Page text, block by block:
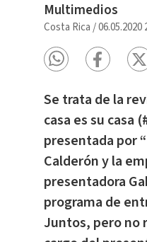
Multimedios
Costa Rica /06.05.2020
Se trata de la
casa es su casa
presentada por
Calderón y la
presentadora
programa de
Juntos, pero no